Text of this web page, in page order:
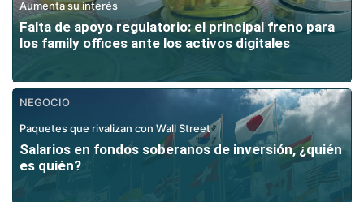
Aumenta su interés
Falta de apoyo regulatorio: el principal freno para
los family offices ante los activos digitales
NEGOCIO
Paquetes que rivalizan con Wall Street
Salarios en fondos soberanos de inversión, ¿quién
es quién?